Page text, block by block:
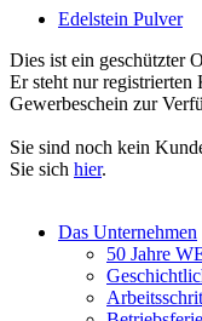
Edelstein Pulver
Dies ist ein geschützter
Er steht nur registrierten
Gewerbeschein zur
Sie sind noch kein
Sie sich hier.
Das Unternehmen
50 Jahre